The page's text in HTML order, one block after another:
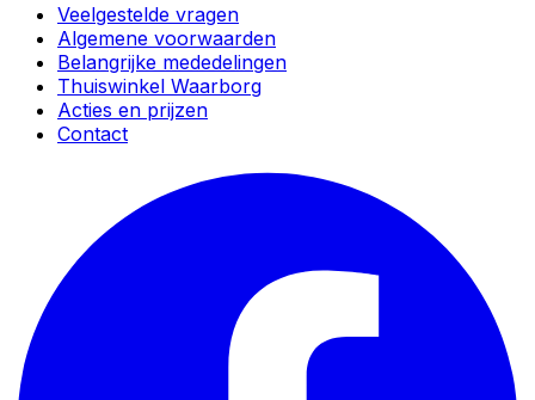
Veelgestelde vragen
Algemene voorwaarden
Belangrijke mededelingen
Thuiswinkel Waarborg
Acties en prijzen
Contact